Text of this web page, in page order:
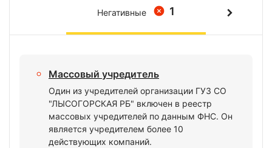
1
Негативные
Массовый учредитель
Один из учредителей организации ГУЗ СО
"ЛЫСОГОРСКАЯ РБ" включен в реестр
массовых учредителей по данным ФНС. Он
является учредителем более 10
действующих компаний.